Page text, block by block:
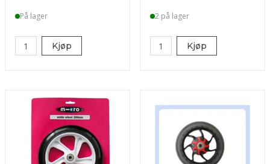
På lager
Kjøp
2 på lager
Kjøp